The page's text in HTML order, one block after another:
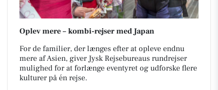
Oplev mere – kombi-rejser med Japan
For de familier, der længes efter at opleve endnu
mere af Asien, giver Jysk Rejsebureaus rundrejser
mulighed for at forlænge eventyret og udforske flere
kulturer på én rejse.